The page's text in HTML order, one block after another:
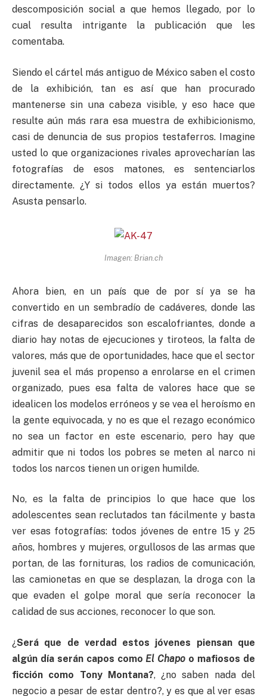
descomposición social a que hemos llegado, por lo
cual resulta intrigante la publicación que les
comentaba.
Siendo el cártel más antiguo de México saben el costo
de la exhibición, tan es así que han procurado
mantenerse sin una cabeza visible, y eso hace que
resulte aún más rara esa muestra de exhibicionismo,
casi de denuncia de sus propios testaferros. Imagine
usted lo que organizaciones rivales aprovecharían las
fotografías de esos matones, es sentenciarlos
directamente. ¿Y si todos ellos ya están muertos?
Asusta pensarlo.
Imagen: Brian.ch
Ahora bien, en un país que de por sí ya se ha
convertido en un sembradío de cadáveres, donde las
cifras de desaparecidos son escalofriantes, donde a
diario hay notas de ejecuciones y tiroteos, la falta de
valores, más que de oportunidades, hace que el sector
juvenil sea el más propenso a enrolarse en el crimen
organizado, pues esa falta de valores hace que se
idealicen los modelos erróneos y se vea el heroísmo en
la gente equivocada, y no es que el rezago económico
no sea un factor en este escenario, pero hay que
admitir que ni todos los pobres se meten al narco ni
todos los narcos tienen un origen humilde.
No, es la falta de principios lo que hace que los
adolescentes sean reclutados tan fácilmente y basta
ver esas fotografías: todos jóvenes de entre 15 y 25
años, hombres y mujeres, orgullosos de las armas que
portan, de las fornituras, los radios de comunicación,
las camionetas en que se desplazan, la droga con la
que evaden el golpe moral que sería reconocer la
calidad de sus acciones, reconocer lo que son.
¿Será que de verdad estos jóvenes piensan que
algún día serán capos como El Chapo o mafiosos de
ficción como Tony Montana?, ¿no saben nada del
negocio a pesar de estar dentro?, y es que al ver esas